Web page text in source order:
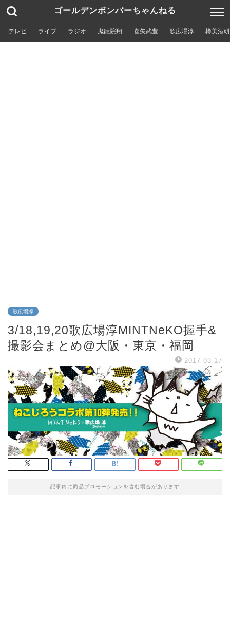
ゴールデンボンバーちゃんねる
テレビ ライブ ラジオ 鬼龍院翔 喜矢武豊 歌広場淳 樽美酒
歌広場淳
3/18,19,20歌広場淳MINTNeKO握手&
撮影会まとめ@大阪・東京・福岡
2017-03-17
記事内に商品プロモーションを含む場合があります